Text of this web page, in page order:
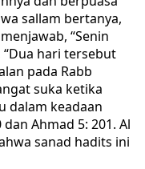
sallam bertanya,
“Senin
“Dua hari tersebut
pada Rabb
suka ketika
dalam keadaan
dan Ahmad 5: 201. Al
sanad hadits ini